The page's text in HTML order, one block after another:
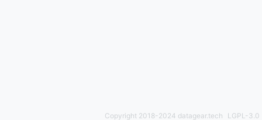
Copyright 2018-2024 datagear.tech LGPL-3.0